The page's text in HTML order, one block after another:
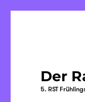
Der
5. RST